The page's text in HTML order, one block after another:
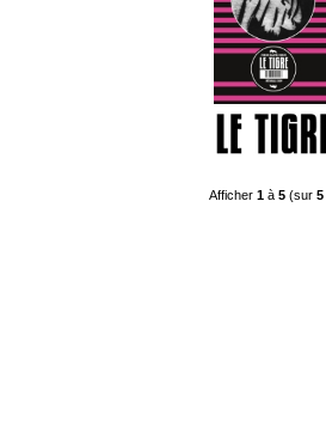
Afficher 1 à 5 (sur 5